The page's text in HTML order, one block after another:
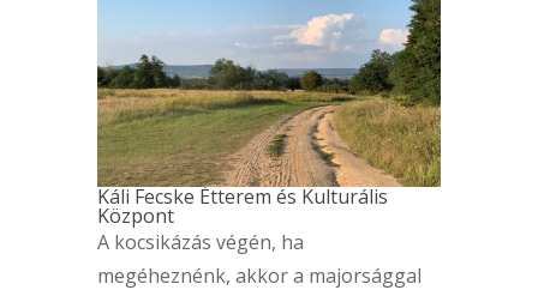
Káli Fecske Étterem és Kulturális
Központ
A kocsikázás végén, ha
megéheznénk, akkor a majorsággal